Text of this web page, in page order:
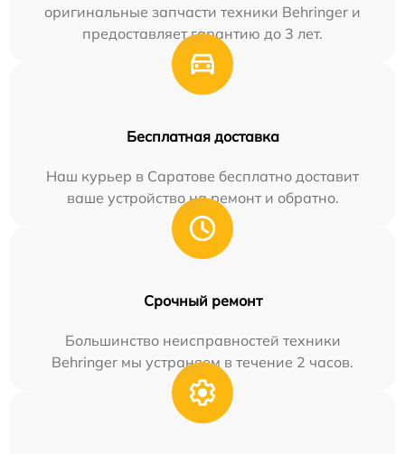
оригинальные запчасти техники Behringer и
предоставляет гарантию до 3 лет.
Бесплатная доставка
Наш курьер в Саратове бесплатно доставит
ваше устройство на ремонт и обратно.
Срочный ремонт
Большинство неисправностей техники
Behringer мы устраняем в течение 2 часов.